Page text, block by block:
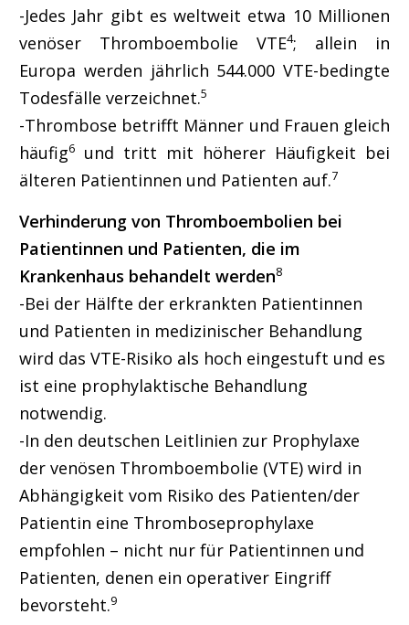
-Jedes Jahr gibt es weltweit etwa 10 Millionen
venöser Thromboembolie VTE4; allein in
Europa werden jährlich 544.000 VTE-bedingte
Todesfälle verzeichnet.5
-Thrombose betrifft Männer und Frauen gleich
häufig6
und tritt mit höherer Häufigkeit bei
älteren Patientinnen und Patienten auf.7
Verhinderung von Thromboembolien bei
Patientinnen und Patienten, die im
Krankenhaus behandelt werden8
-Bei der Hälfte der erkrankten Patientinnen
und Patienten in medizinischer Behandlung
wird das VTE-Risiko als hoch eingestuft und es
ist eine prophylaktische Behandlung
notwendig.
-In den deutschen Leitlinien zur Prophylaxe
der venösen Thromboembolie (VTE) wird in
Abhängigkeit vom Risiko des Patienten/der
Patientin eine Thromboseprophylaxe
empfohlen – nicht nur für Patientinnen und
Patienten, denen ein operativer Eingriff
bevorsteht.9